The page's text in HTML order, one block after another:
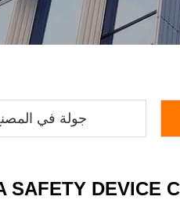
جولة في
SAFETY DEVICE